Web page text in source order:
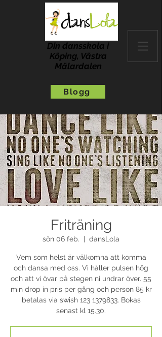
Din dansskola i
Köping, Västra
Mälardalen
Blogg
Friträning
sön 06 feb. dansLola
Vem som helst är välkomna att komma
och dansa med oss. Vi håller pulsen hög
och att vi övar på stegen ni undrar över. 55
min drop in pris per gång och person 85 kr
betalas via swish 123 1379833. Bokas
senast kl 15.30.